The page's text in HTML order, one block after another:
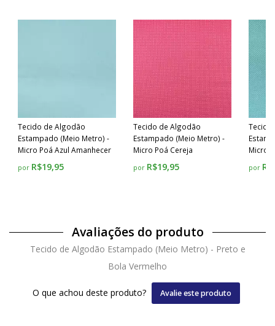
Tecido de Algodão
Estampado (Meio Metro) -
Micro Poá Azul Amanhecer
por R$19,95
Tecido de Algodão
Estampado (Meio Metro) -
Micro Poá Cereja
por R$19,95
Tecido
Micro
por
Avaliações do produto
Tecido de Algodão Estampado (Meio Metro) - Preto e
Bola Vermelho
O que achou deste produto? Avalie este produto